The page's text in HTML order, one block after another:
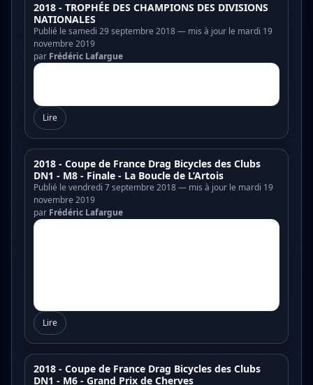
2018 - TROPHÉE DES CHAMPIONS DES DIVISIONS
NATIONALES
Publié le samedi 29 septembre 2018 — mis à jour le mardi 19
novembre 2019
par Frédéric Lafargue
Lire
2018 - Coupe de France Drag Bicycles des Clubs
DN1 - M8 - Finale - La Boucle de L’Artois
Publié le vendredi 7 septembre 2018 — mis à jour le mardi 19
novembre 2019
par Frédéric Lafargue
Lire
2018 - Coupe de France Drag Bicycles des Clubs
DN1 - M6 - Grand Prix de Cherves